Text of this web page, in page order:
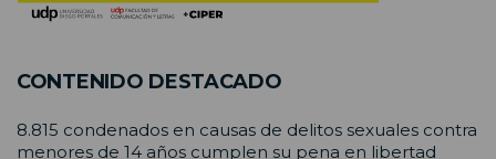
CONTENIDO DESTACADO
8.815 condenados en causas de delitos sexuales contra
menores de 14 años cumplen su pena en libertad